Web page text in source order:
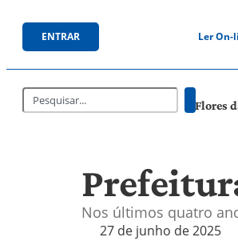
ENTRAR Ler On-
Flores
Nos últimos quatro
27 de junho de 2025